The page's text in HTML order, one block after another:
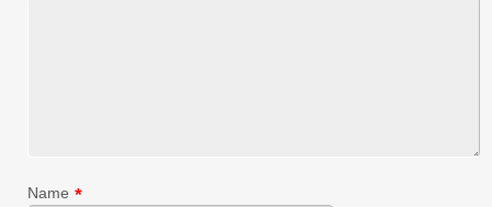
Name *